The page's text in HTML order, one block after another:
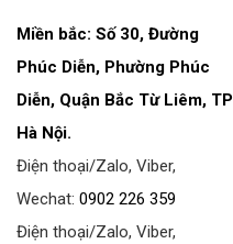
Miền bắc: Số 30, Đường
Phúc Diễn, Phường Phúc
Diễn, Quận Bắc Từ Liêm, TP
Hà Nội.
Điện thoại/Zalo, Viber,
Wechat: 0902 226 359
Điện thoại/Zalo, Viber,